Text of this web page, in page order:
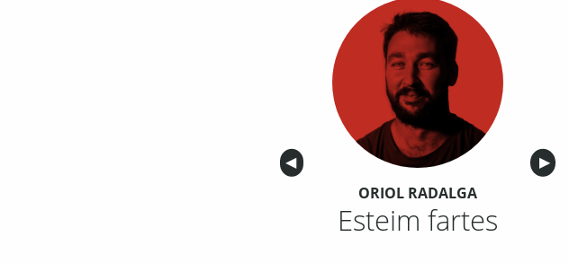
Anterior
◀︎ ▶︎
ORIOL RADALGA
Esteim fartes